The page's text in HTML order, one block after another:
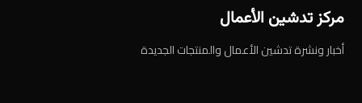
مركز تدشين الأعمال
أخبار ونشرة تدشين الأعمال والمنتجات الجديدة